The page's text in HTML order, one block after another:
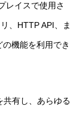
レイスで使用さ
、HTTP API、ま
機能を利用でき
共有し、あらゆる